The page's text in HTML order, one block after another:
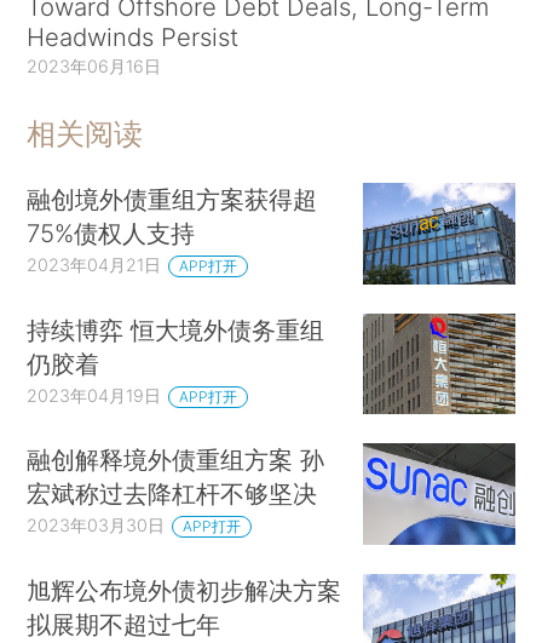
Toward Offshore Debt Deals, Long-Term
Headwinds Persist
2023年06月16日
相关阅读
融创境外债重组方案获得超
75%债权人支持
2023年04月21日 APP打开
持续博弈 恒大境外债务重组
仍胶着
2023年04月19日 APP打开
融创解释境外债重组方案 孙
宏斌称过去降杠杆不够坚决
2023年03月30日 APP打开
旭辉公布境外债初步解决方案
拟展期不超过七年